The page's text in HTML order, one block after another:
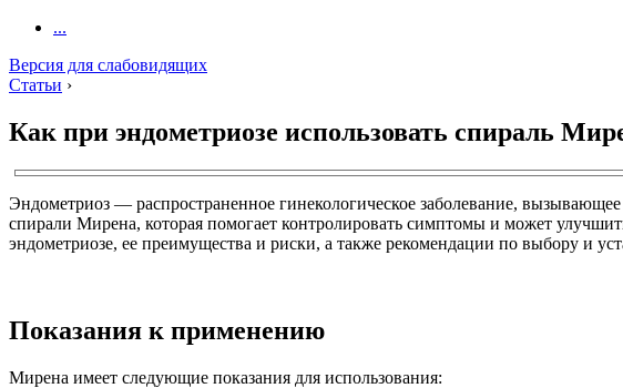
...
Версия для слабовидящих
Статьи ›
Как при эндометриозе использовать спираль
Эндометриоз — распространенное гинекологическое заболевание,
спирали Мирена, которая помогает контролировать симптомы и может
эндометриозе, ее преимущества и риски, а также рекомендации по выбору и
Показания к применению
Мирена имеет следующие показания для использования: